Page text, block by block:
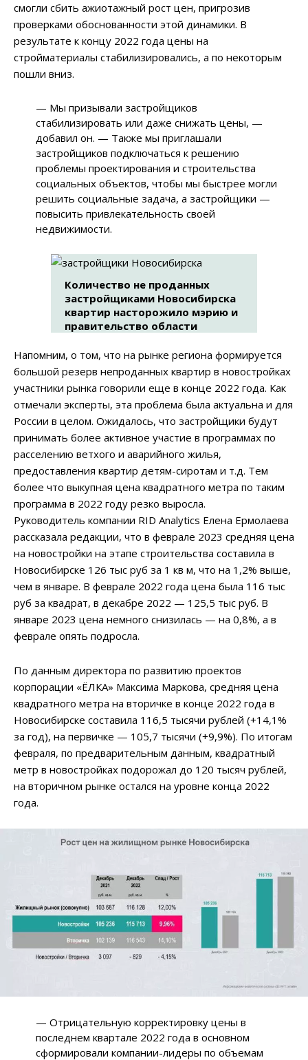
смогли сбить ажиотажный рост цен, пригрозив
проверками обоснованности этой динамики. В
результате к концу 2022 года цены на
стройматериалы стабилизировались, а по некоторым
пошли вниз.
— Мы призывали застройщиков
стабилизировать или даже снижать цены, —
добавил он. — Также мы приглашали
застройщиков подключаться к решению
проблемы проектирования и строительства
социальных объектов, чтобы мы быстрее могли
решить социальные задача, а застройщики —
повысить привлекательность своей
недвижимости.
Количество не проданных
застройщиками Новосибирска
квартир насторожило мэрию и
правительство области
Напомним, о том, что на рынке региона формируется
большой резерв непроданных квартир в новостройках
участники рынка говорили еще в конце 2022 года. Как
отмечали эксперты, эта проблема была актуальна и для
России в целом. Ожидалось, что застройщики будут
принимать более активное участие в программах по
расселению ветхого и аварийного жилья,
предоставления квартир детям-сиротам и т.д. Тем
более что выкупная цена квадратного метра по таким
программа в 2022 году резко выросла.
Руководитель компании RID Analytics Елена Ермолаева
рассказала редакции, что в феврале 2023 средняя цена
на новостройки на этапе строительства составила в
Новосибирске 126 тыс руб за 1 кв м, что на 1,2% выше,
чем в январе. В феврале 2022 года цена была 116 тыс
руб за квадрат, в декабре 2022 — 125,5 тыс руб. В
январе 2023 цена немного снизилась — на 0,8%, а в
феврале опять подросла.
По данным директора по развитию проектов
корпорации «ЁЛКА» Максима Маркова, средняя цена
квадратного метра на вторичке в конце 2022 года в
Новосибирске составила 116,5 тысячи рублей (+14,1%
за год), на первичке — 105,7 тысячи (+9,9%). По итогам
февраля, по предварительным данным, квадратный
метр в новостройках подорожал до 120 тысяч рублей,
на вторичном рынке остался на уровне конца 2022
года.
— Отрицательную корректировку цены в
последнем квартале 2022 года в основном
сформировали компании-лидеры по объемам